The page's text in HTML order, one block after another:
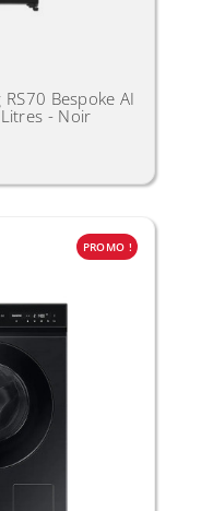
Bespoke AI
- Noir
PROMO !